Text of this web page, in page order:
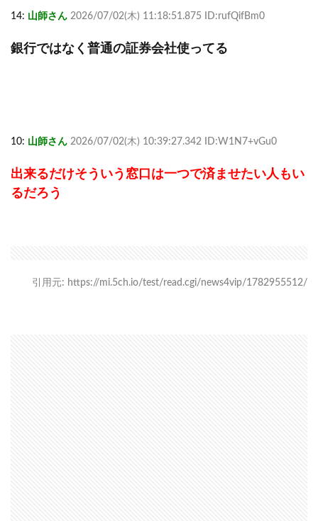
14: 山師さん 2026/07/02(木) 11:18:51.875 ID:rufQifBm0
銀行ではなく普通の証券会社使ってる
10: 山師さん 2026/07/02(木) 10:39:27.342 ID:W1N7+vGu0
出来るだけそういう窓口は一つで済ませたい人もい
るだろう
引用元: https://mi.5ch.io/test/read.cgi/news4vip/1782955512/